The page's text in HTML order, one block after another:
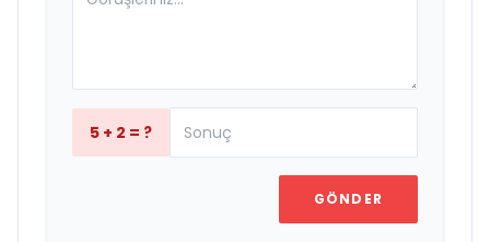
5 + 2 = ?
GÖNDER